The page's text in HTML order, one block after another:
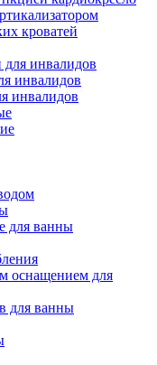
кроватей
инвалидов
инвалидов
инвалидов
для ванны
оснащением для
для ванны